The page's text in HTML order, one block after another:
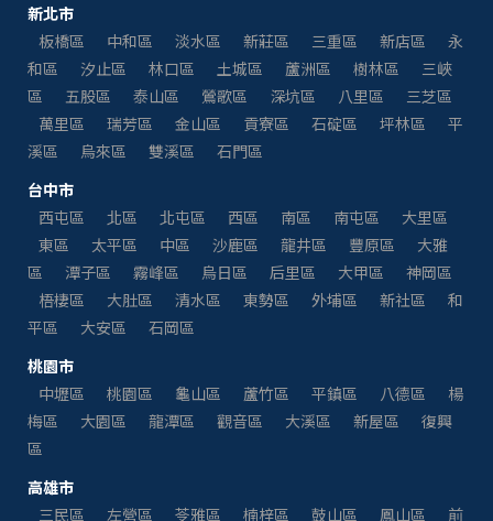
新北市
板橋區
中和區 淡水區 新莊區 三重區 新店區
永
和區
汐止區 林口區 土城區 蘆洲區 樹林區
三峽
區
五股區 泰山區 鶯歌區 深坑區 八里區
三芝區
萬里區
瑞芳區 金山區 貢寮區 石碇區 坪林區
平
溪區
烏來區 雙溪區
石門區
台中市
西屯區
北區 北屯區 西區 南區 南屯區
大里區
東區
太平區 中區 沙鹿區 龍井區 豐原區
大雅
區
潭子區 霧峰區 烏日區 后里區 大甲區
神岡區
梧棲區
大肚區 清水區 東勢區 外埔區 新社區
和
平區
大安區
石岡區
桃園市
中壢區
桃園區 龜山區 蘆竹區 平鎮區 八德區
楊
梅區
大園區 龍潭區 觀音區 大溪區 新屋區
復興
區
高雄市
三民區
左營區 苓雅區 楠梓區 鼓山區 鳳山區 前